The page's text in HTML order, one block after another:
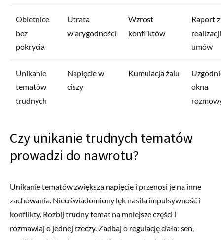
Obietnice
bez
pokrycia
Utrata
wiarygodności
Wzrost
konfliktów
Raport z
realizacji
umów
Unikanie
tematów
trudnych
Napięcie w
ciszy
Kumulacja żalu
okna
Czy unikanie trudnych tematów
prowadzi do nawrotu?
Unikanie tematów zwiększa napięcie i przenosi je na inne
zachowania. Nieuświadomiony lęk nasila impulsywność i
konflikty. Rozbij trudny temat na mniejsze części i
rozmawiaj o jednej rzeczy. Zadbaj o regulację ciała: sen,